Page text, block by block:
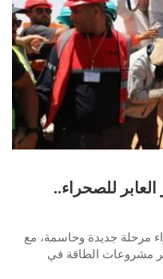
العابر للصحراء..
مرحلة جديدة وحاسمة، مع
مشروعات الطاقة في